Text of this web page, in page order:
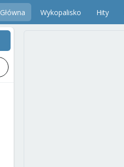
Główna Wykopalisko Hity